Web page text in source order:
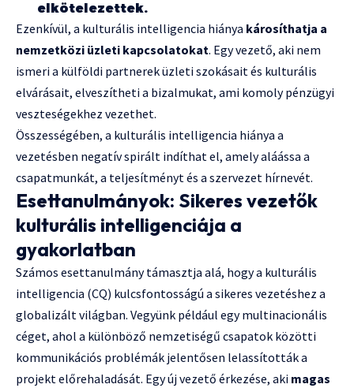
elkötelezettek.
Ezenkívül, a kulturális intelligencia hiánya károsíthatja a
nemzetközi üzleti kapcsolatokat. Egy vezető, aki nem
ismeri a külföldi partnerek üzleti szokásait és kulturális
elvárásait, elveszítheti a bizalmukat, ami komoly pénzügyi
veszteségekhez vezethet.
Összességében, a kulturális intelligencia hiánya a
vezetésben negatív spirált indíthat el, amely aláássa a
csapatmunkát, a teljesítményt és a szervezet hírnevét.
Esettanulmányok: Sikeres vezetők
kulturális intelligenciája a
gyakorlatban
Számos esettanulmány támasztja alá, hogy a kulturális
intelligencia (CQ) kulcsfontosságú a sikeres vezetéshez a
globalizált világban. Vegyünk például egy multinacionális
céget, ahol a különböző nemzetiségű csapatok közötti
kommunikációs problémák jelentősen lelassították a
projekt előrehaladását. Egy új vezető érkezése, aki magas